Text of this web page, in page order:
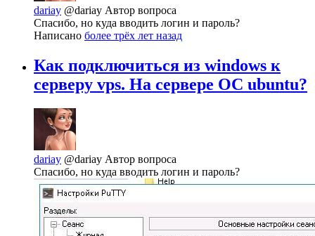
dariay @dariay Автор вопроса
Спасибо, но куда вводить логин и пароль?
Написано более трёх лет назад
Как подключиться из windows к
серверу vps. На сервере ОС ubuntu?
dariay @dariay Автор вопроса
Спасибо, но куда вводить логин и пароль?